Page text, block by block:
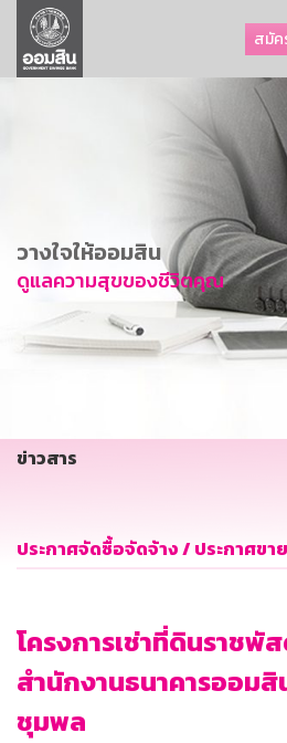
สมัค
ลูกค้าธุรกิจ
ลูกค้าผู้ประกอบรายย่อย
การพัฒนาที่ยั่งยืน
ข่าวสาร
บริการทางการเงิน
อื่นๆ
วางใจให้ออมสิน
ดูแลความสุขของชีวิตคุณ
ข่าวสาร
ประกาศจัดซื้อจัดจ้าง / ประกาศขาย
โครงการเช่าที่ดินราชพั
สำนักงานธนาคารออมสิ
ชุมพล